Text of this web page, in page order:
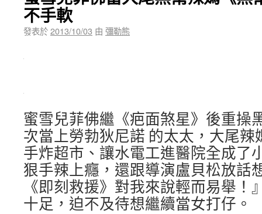
不手軟
發表於2013/10/03 由 彌勒熊
蜜雪兒菲佛繼《疤面煞星》後重操
次當上勞勃狄尼諾 的太太，大尾
手炸超市、讓水電工進醫院全成了
狠手辣上癮，還跟導演盧貝松放話
《即刻救援》對我來說輕而易舉！
十足，迫不及待想繼續當女打仔。